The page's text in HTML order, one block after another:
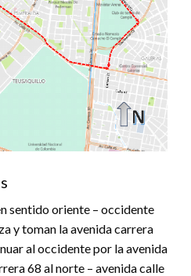
sentido oriente – occidente
y toman la avenida carrera
al occidente por la avenida
68 al norte – avenida calle